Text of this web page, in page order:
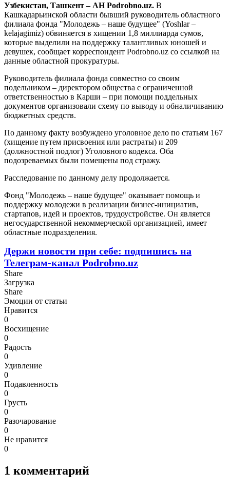
Узбекистан, Ташкент – АН Podrobno.uz. В
Кашкадарьинской области бывший руководитель областного
филиала фонда "Молодежь – наше будущее" (Yoshlar –
kelajagimiz) обвиняется в хищении 1,8 миллиарда сумов,
которые выделили на поддержку талантливых юношей и
девушек, сообщает корреспондент Podrobno.uz со ссылкой на
данные областной прокуратуры.
Руководитель филиала фонда совместно со своим
подельником – директором общества с ограниченной
ответственностью в Карши – при помощи поддельных
документов организовали схему по выводу и обналичиванию
бюджетных средств.
По данному факту возбуждено уголовное дело по статьям 167
(хищение путем присвоения или растраты) и 209
(должностной подлог) Уголовного кодекса. Оба
подозреваемых были помещены под стражу.
Расследование по данному делу продолжается.
Фонд "Молодежь – наше будущее" оказывает помощь и
поддержку молодежи в реализации бизнес-инициатив,
стартапов, идей и проектов, трудоустройстве. Он является
негосударственной некоммерческой организацией, имеет
областные подразделения.
Держи новости при себе: подпишись на
Телеграм-канал Podrobno.uz
Share
Загрузка
Share
Эмоции от статьи
Нравится
0
Восхищение
0
Радость
0
Удивление
0
Подавленность
0
Грусть
0
Разочарование
0
Не нравится
0
1 комментарий